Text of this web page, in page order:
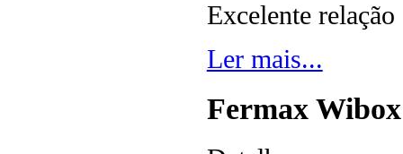
Excelente
Ler mais...
Fermax Wibox